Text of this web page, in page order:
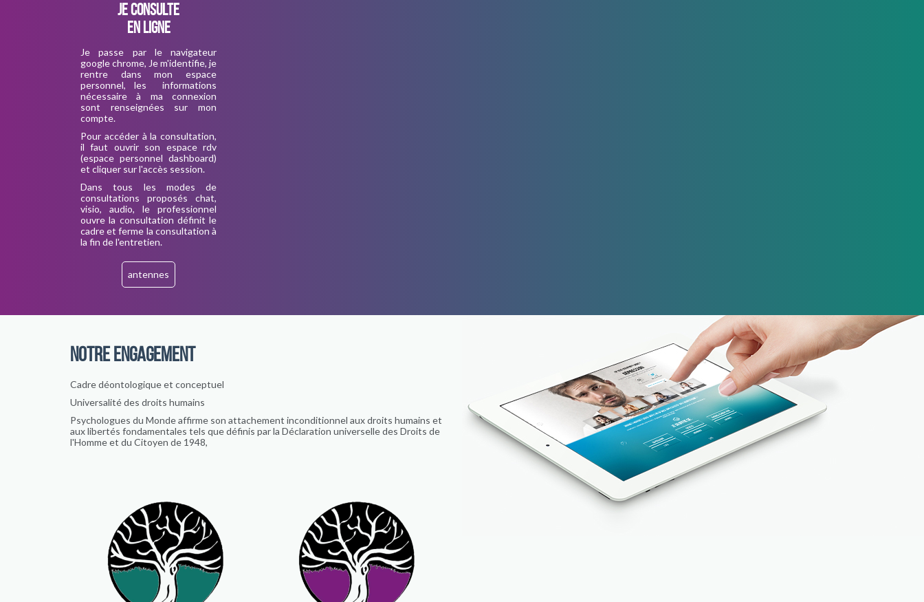
Je consulte
en ligne
Je passe par le navigateur
google chrome, Je m'identifie, je
rentre dans mon espace
personnel, les informations
nécessaire à ma connexion
sont renseignées sur mon
compte.
Pour accéder à la consultation,
il faut ouvrir son espace rdv
(espace personnel dashboard)
et cliquer sur l'accès session.
Dans tous les modes de
consultations proposés chat,
visio, audio, le professionnel
ouvre la consultation définit le
cadre et ferme la consultation à
la fin de l'entretien.
antennes
NOTRE ENGAGEMENT
Cadre déontologique et conceptuel
Universalité des droits humains
Psychologues du Monde affirme son attachement inconditionnel aux droits humains et
aux libertés fondamentales tels que définis par la Déclaration universelle des Droits de
l'Homme et du Citoyen de 1948,